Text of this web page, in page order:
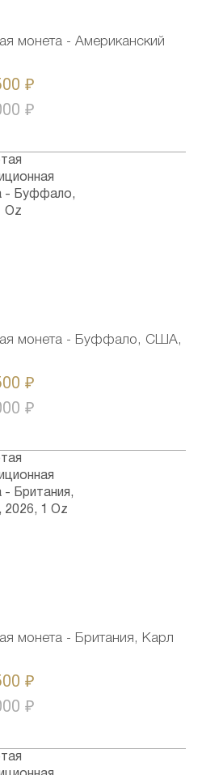
монета - Американский
₽
₽
монета - Буффало, США,
₽
₽
монета - Британия, Карл
₽
₽